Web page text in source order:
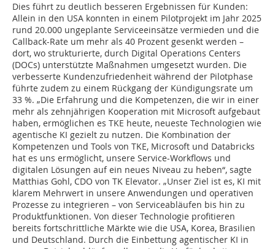
Dies führt zu deutlich besseren Ergebnissen für Kunden:
Allein in den USA konnten in einem Pilotprojekt im Jahr 2025
rund 20.000 ungeplante Serviceeinsätze vermieden und die
Callback-Rate um mehr als 40 Prozent gesenkt werden –
dort, wo strukturierte, durch Digital Operations Centers
(DOCs) unterstützte Maßnahmen umgesetzt wurden. Die
verbesserte Kundenzufriedenheit während der Pilotphase
führte zudem zu einem Rückgang der Kündigungsrate um
33 %. „Die Erfahrung und die Kompetenzen, die wir in einer
mehr als zehnjährigen Kooperation mit Microsoft aufgebaut
haben, ermöglichen es TKE heute, neueste Technologien wie
agentische KI gezielt zu nutzen. Die Kombination der
Kompetenzen und Tools von TKE, Microsoft und Databricks
hat es uns ermöglicht, unsere Service-Workflows und
digitalen Lösungen auf ein neues Niveau zu heben“, sagte
Matthias Gohl, CDO von TK Elevator. „Unser Ziel ist es, KI mit
klarem Mehrwert in unsere Anwendungen und operativen
Prozesse zu integrieren – von Serviceabläufen bis hin zu
Produktfunktionen. Von dieser Technologie profitieren
bereits fortschrittliche Märkte wie die USA, Korea, Brasilien
und Deutschland. Durch die Einbettung agentischer KI in